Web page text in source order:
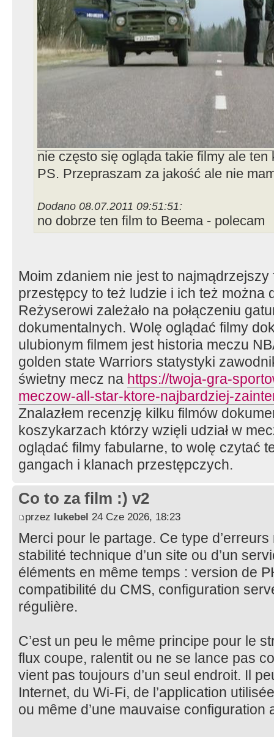
nie często się ogląda takie filmy ale ten
PS. Przepraszam za jakość ale nie
Dodano 08.07.2011 09:51:51:
no dobrze ten film to Beema - polecam
Moim zdaniem nie jest to
przestępcy to też ludzie i ich też można
Reżyserowi zależało na połączeniu
dokumentalnych. Wolę oglądać filmy
ulubionym filmem jest historia meczu
golden state Warriors statystyki
świetny mecz na https://twoja-gra-
meczow-all-star-ktore-najbardziej-
Znalazłem recenzję kilku filmów
koszykarzach którzy wzięli udział w
oglądać filmy fabularne, to wolę czytać
gangach i klanach przestępczych.
Co to za film :) v2
przez lukebel 24 Cze 2026, 18:23
Merci pour le partage. Ce type
stabilité technique d’un site ou d’un
éléments en même temps : version de
compatibilité du CMS, configuration
régulière.
C’est un peu le même principe pour le
flux coupe, ralentit ou ne se lance pas
vient pas toujours d’un seul endroit. Il
Internet, du Wi-Fi, de l’application
ou même d’une mauvaise configuration